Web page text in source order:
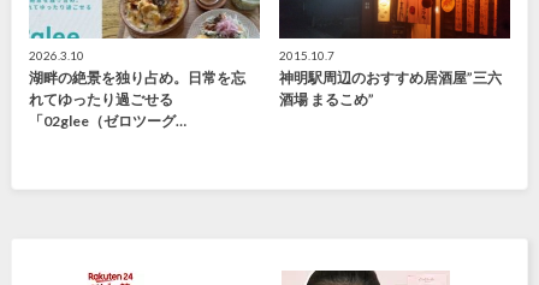
2026.3.10
湖畔の絶景を独り占め。日常を忘
れてゆったり過ごせる
「02glee（ゼロツーグ…
2015.10.7
神明駅周辺のおすすめ居酒屋”三六
酒場 まるこめ”